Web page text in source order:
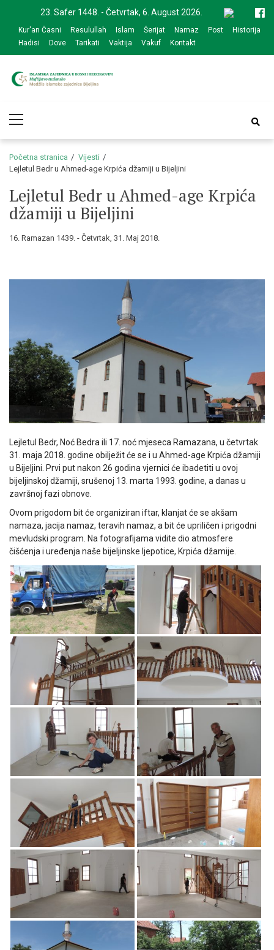
navigation
content
23. Safer 1448. - Četvrtak, 6. August 2026.
Kur'an Časni Resulullah Islam Šerijat Namaz Post
Historija
Hadisi
Dove Tarikati Vaktija Vakuf Kontakt
zajednice Bijeljina
Menu
Početna stranica
Vijesti
Lejletul Bedr u Ahmed-age Krpića džamiji u Bijeljini
Lejletul Bedr u Ahmed-age Krpića
džamiji u Bijeljini
16. Ramazan 1439. - Četvrtak, 31. Maj 2018.
Lejletul Bedr, Noć Bedra ili 17. noć mjeseca Ramazana, u četvrtak
31. maja 2018. godine obilježit će se i u Ahmed-age Krpića džamiji
u Bijeljini. Prvi put nakon 26 godina vjernici će ibadetiti u ovoj
bijeljinskoj džamiji, srušenoj 13. marta 1993. godine, a danas u
završnoj fazi obnove.
Ovom prigodom bit će organiziran iftar, klanjat će se akšam
namaza, jacija namaz, teravih namaz, a bit će upriličen i prigodni
mevludski program. Na fotografijama vidite dio atmosfere
čišćenja i uređenja naše bijeljinske ljepotice, Krpića džamije.